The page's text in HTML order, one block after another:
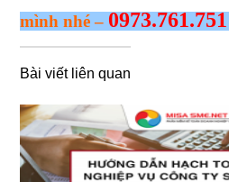
mình nhé – 0973.761.751
Bài viết liên quan